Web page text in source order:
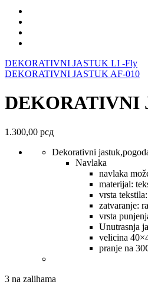
DEKORATIVNI JASTUK LI -Fly
DEKORATIVNI JASTUK AF-010
DEKORATIVNI
1.300,00 рсд
Dekorativni
Navlaka
navlaka
materijal:
vrsta
zatvaranje:
vrsta
Unutrasnja
velicina
pranje na
3 na zalihama